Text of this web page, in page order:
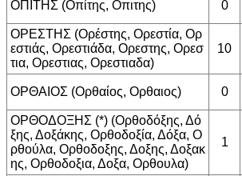
ΟΠΙΤΗΣ (Οπίτης, Οπιτης) 0
ΟΡΕΣΤΗΣ (Ορέστης, Ορεστία, Ορ
εστιάς, Ορεστιάδα, Ορεστης, Ορεσ
τια, Ορεστιας, Ορεστιαδα)
10
ΟΡΘΑΙΟΣ (Ορθαίος, Ορθαιος) 0
ΟΡΘΟΔΟΞΗΣ (*) (Ορθοδόξης, Δό
ξης, Δοξάκης, Ορθοδοξία, Δόξα, Ο
ρθούλα, Ορθοδοξης, Δοξης, Δοξακ
ης, Ορθοδοξια, Δοξα, Ορθουλα)
1